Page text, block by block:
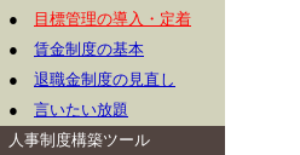
●
目標管理の導入・定着
● 賃金制度の基本
● 退職金制度の見直し
● 言いたい放題
人事制度構築ツール